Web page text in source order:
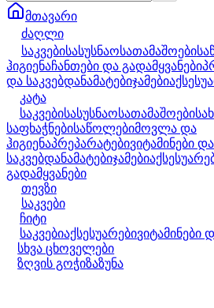
მთავარი
ძაღლი
საკვებისასუსნაოსათამაშოები
ჰიგიენაჩანთები და გადამყვანები
და საკვებდანამატებიჯამები
კატა
საკვებისასუსნაოსათამაშოები
საფხაჭნებისაწოლებიმოვლა და
ჰიგიენაპრეპარატებივიტამინები და
საკვებდანამატებიჯამები
გადამყვანები
თევზი
საკვები
ჩიტი
საკვებიაქსესუარებივიტამინები
სხვა ცხოველები
ზღვის გოჭიზაზუნა